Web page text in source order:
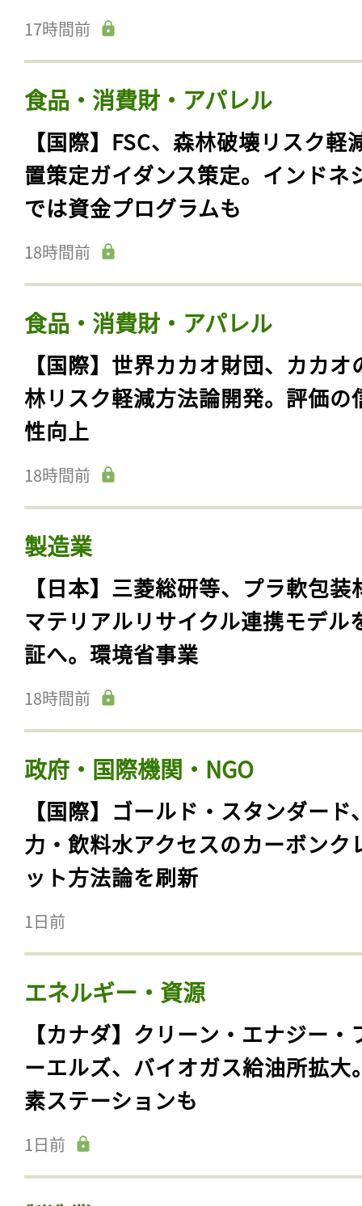
17時間前
食品・消費財・アパレル
【国際】FSC、森林破壊リスク軽
置策定ガイダンス策定。インドネ
では資金プログラムも
18時間前
食品・消費財・アパレル
【国際】世界カカオ財団、カカオ
林リスク軽減方法論開発。評価の
性向上
18時間前
製造業
【日本】三菱総研等、プラ軟包装
マテリアルリサイクル連携モデル
証へ。環境省事業
18時間前
政府・国際機関・NGO
【国際】ゴールド・スタンダード
力・飲料水アクセスのカーボンク
ット方法論を刷新
1日前
エネルギー・資源
【カナダ】クリーン・エナジー・
ーエルズ、バイオガス給油所拡大
素ステーションも
1日前